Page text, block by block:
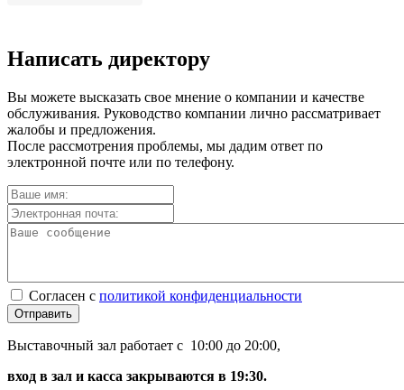
Написать директору
Вы можете высказать свое мнение о компании и качестве
обслуживания. Руководство компании лично рассматривает
жалобы и предложения.
После рассмотрения проблемы, мы дадим ответ по
электронной почте или по телефону.
Согласен с политикой конфиденциальности
Отправить
Выставочный зал работает с 10:00 до 20:00,
вход в зал и касса закрываются в 19:30.